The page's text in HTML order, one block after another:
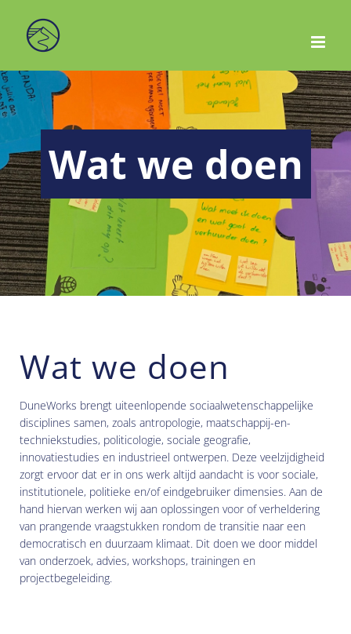
inhoud
Wat we doen
Wat we doen
DuneWorks brengt uiteenlopende sociaalwetenschappelijke
disciplines samen, zoals antropologie, maatschappij-en-
techniekstudies, politicologie, sociale geografie,
innovatiestudies en industrieel ontwerpen. Deze veelzijdigheid
zorgt ervoor dat er in ons werk altijd aandacht is voor sociale,
institutionele, politieke en/of eindgebruiker dimensies. Aan de
hand hiervan werken wij aan oplossingen voor of verheldering
van prangende vraagstukken rondom de transitie naar een
democratisch en duurzaam klimaat. Dit doen we door middel
van onderzoek, advies, workshops, trainingen en
projectbegeleiding.